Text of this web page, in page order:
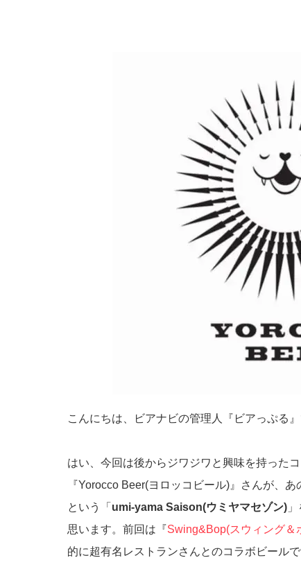
こんにちは、ビアナビの管理人『ビアっぷる』
はい、今回は後からジワジワと興味を持った
『Yorocco Beer(ヨロッコビール)』さんが、
という「 umi-yama Saison(ウミヤマセゾン)
思います。前回は『Swing&Bop(スウィング＆
的に超有名レストランさんとのコラボビール